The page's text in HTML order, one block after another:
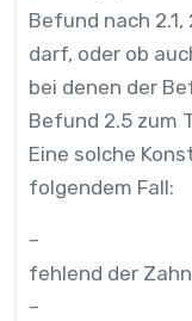
Befund nach
darf, oder ob
bei denen der
Befund 2.5 zum
Eine solche
folgendem Fall:
–
fehlend der
–